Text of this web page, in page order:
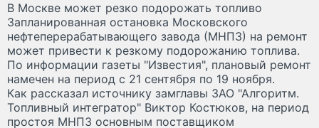
В Москве может резко подорожать топливо
Запланированная остановка Московского
нефтеперерабатывающего завода (МНПЗ) на ремонт
может привести к резкому подорожанию топлива.
По информации газеты "Известия", плановый ремонт
намечен на период с 21 сентября по 19 ноября.
Как рассказал источнику замглавы ЗАО "Алгоритм.
Топливный интегратор" Виктор Костюков, на период
простоя МНПЗ основным поставщиком